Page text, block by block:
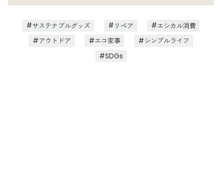
サステナブルグッズ リペア
エシカル消費
アウトドア
エコ家事
シンプルライフ
SDGs